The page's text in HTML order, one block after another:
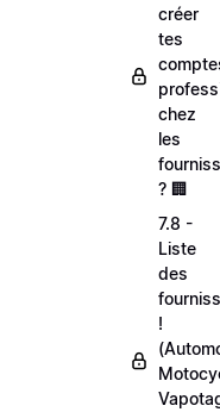
créer
tes
chez
les
? 🏢
7.8 -
Liste
des
!